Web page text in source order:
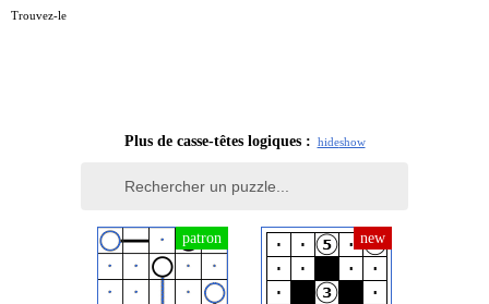
Trouvez-le
Plus de casse-têtes logiques : hideshow